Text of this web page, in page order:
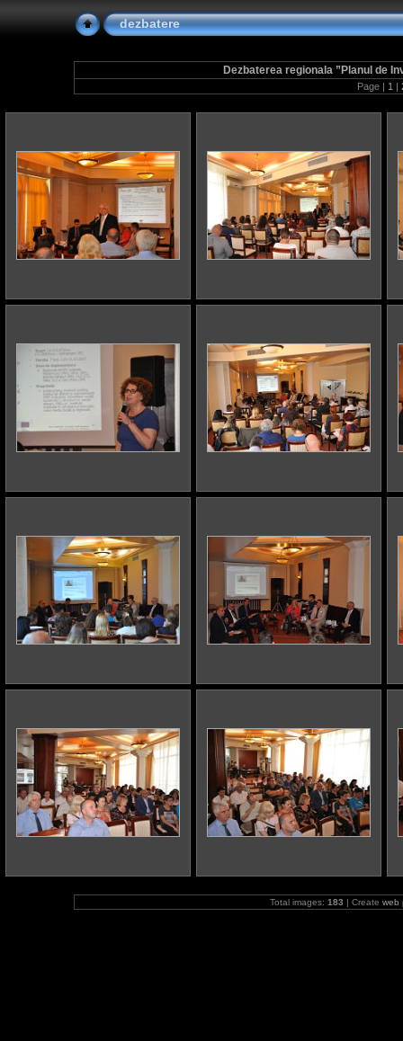
dezbatere
Dezbaterea regionala ”Planul de
Page | 1 |
Total images: 183 | Create web